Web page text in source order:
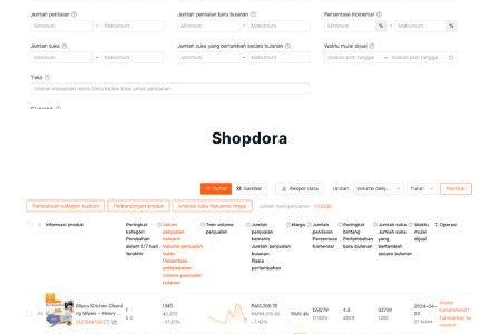
Shopdora